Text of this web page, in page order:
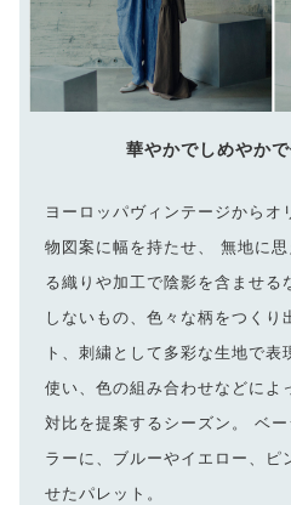
華やかでしめやか
ヨーロッパヴィンテージからオ
物図案に幅を持たせ、 無地に
る織りや加工で陰影を含ませる
しないもの、色々な柄をつく
ト、刺繍として多彩な生地で
使い、色の組み合わせなどによ
対比を提案するシーズン。 ベ
ラーに、ブルーやイエロー、ピ
せたパレット。